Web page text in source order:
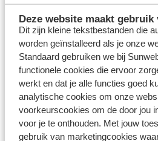
Deze website maakt gebruik
Dit zijn kleine tekstbestanden die
worden geïnstalleerd als je onze
Standaard gebruiken we bij
functionele cookies die ervoor
werkt en dat je alle functies goed
analytische cookies om onze
voorkeurscookies om de door jou
voor je te onthouden. Met jouw
gebruik van marketingcookies
Met de bus
Volledig uitgerust op
Geen zorgen
Direct de piste op